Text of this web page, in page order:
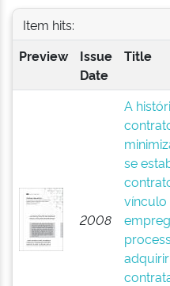
Item hits:
Preview
Issue
Date
Title
2008
A
se
vínculo